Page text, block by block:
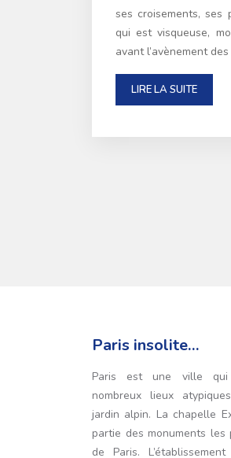
ses croisements, ses
qui est visqueuse,
avant l’avènement
LIRE LA SUITE
Paris insolite…
Paris est une ville
nombreux lieux
jardin alpin. La chapelle
partie des monuments les
de Paris.